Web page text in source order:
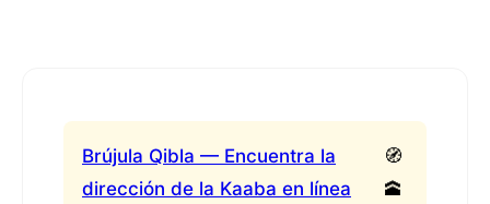
Brújula Qibla — Encuentra la
dirección de la Kaaba en línea
🧭
🕋